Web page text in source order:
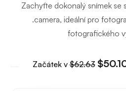
Zachyťte dokonalý snímek se
.camera, ideální pro
fotografického
Začátek v$62.63